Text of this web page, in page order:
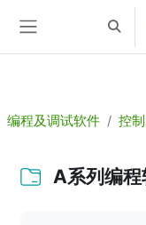
跳到主要内容
切换
编程及调试软件 控
A系列编程